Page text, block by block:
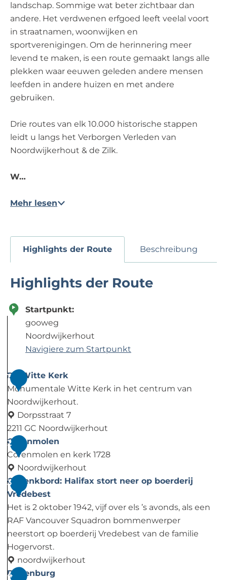
landschap. Sommige wat beter zichtbaar dan
andere. Het verdwenen erfgoed leeft veelal voort
in straatnamen, woonwijken en
sportverenigingen. Om de herinnering meer
levend te maken, is een route gemaakt langs alle
plekken waar eeuwen geleden andere mensen
leefden in andere huizen en met andere
gebruiken.
Drie routes van elk 10.000 historische stappen
leidt u langs het Verborgen Verleden van
Noordwijkerhout & de Zilk.
W…
Mehr lesen
Highlights der Route Beschreibung
Highlights der Route
Startpunkt:
gooweg
Noordwijkerhout
Navigiere zum Startpunkt
1
De Witte Kerk
Monumentale Witte Kerk in het centrum van
Noordwijkerhout.
Dorpsstraat 7
2211 GC Noordwijkerhout
D
e
W
i
t
t
e
K
e
r
k
2
Corenmolen
Corenmolen en kerk 1728
Noordwijkerhout
C
o
r
e
n
m
o
l
3
Gedenkbord: Halifax stort neer op boerderij
Vredebest
Het is 2 oktober 1942, vijf over els ’s avonds, als een
RAF Vancouver Squadron bommenwerper
neerstort op boerderij Vredebest van de familie
Hogervorst.
noordwijkerhout
G
4
Dijkenburg